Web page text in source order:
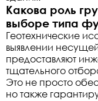
Какова роль
выборе типа
Геотехнические
выявлении
предоставляют
тщательного
Это не просто
но также